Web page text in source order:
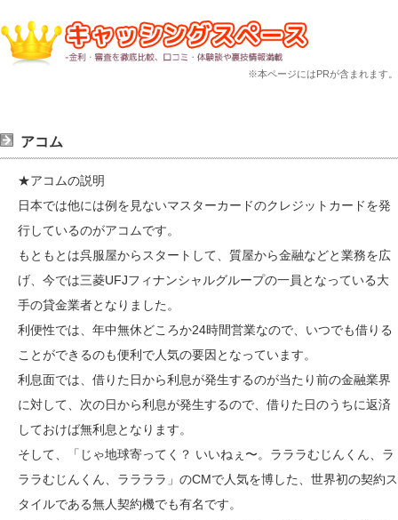
※本ページにはPRが含まれます。
アコム
★アコムの説明
日本では他には例を見ないマスターカードのクレジットカードを発
行しているのがアコムです。
もともとは呉服屋からスタートして、質屋から金融などと業務を広
げ、今では三菱UFJフィナンシャルグループの一員となっている大
手の貸金業者となりました。
利便性では、年中無休どころか24時間営業なので、いつでも借りる
ことができるのも便利で人気の要因となっています。
利息面では、借りた日から利息が発生するのが当たり前の金融業界
に対して、次の日から利息が発生するので、借りた日のうちに返済
しておけば無利息となります。
そして、「じゃ地球寄ってく？ いいねぇ〜。ラララむじんくん、ラ
ララむじんくん、ララララ」のCMで人気を博した、世界初の契約ス
タイルである無人契約機でも有名です。